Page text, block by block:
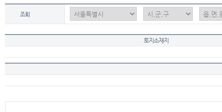
조회
토지소재지